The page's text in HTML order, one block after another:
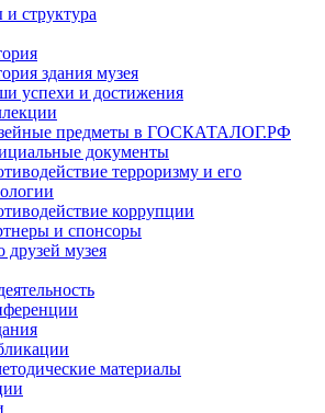
структура
здания музея
успехи и достижения
предметы в ГОСКАТАЛОГ.РФ
документы
терроризму и его
коррупции
и спонсоры
друзей музея
материалы